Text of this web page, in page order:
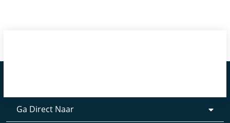
Ga Direct Naar